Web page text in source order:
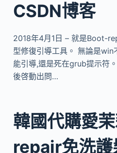
CSDN博客
2018年4月1日 – 就是Boot-
型修復引導工具。 無論是
能引導,還是死在grub提示符
後啓動出問…
韓國代購愛
repair免洗護